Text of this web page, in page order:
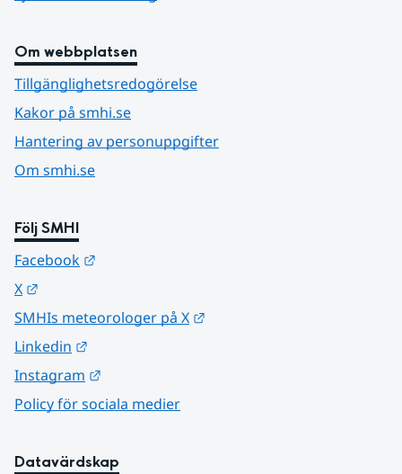
Om webbplatsen
Tillgänglighetsredogörelse
Kakor på smhi.se
Hantering av personuppgifter
Om smhi.se
Följ SMHI
Facebook
X
SMHIs meteorologer på X
Linkedin
Instagram
Policy för sociala medier
Datavärdskap